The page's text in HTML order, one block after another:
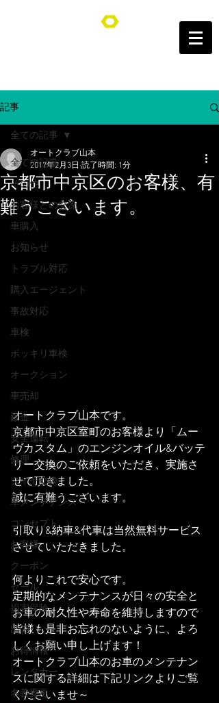
オートクラブ山本/Auto Club YAMAMOTO
記事
全ての記事
その他
お客様との交流
車購入
お知らせ
トラブル対応
購入エージェント
事故対応
車検
ポッキリ車検
オークション
車売却
鈑金
安全運転
修理
タイヤ交換
車メンテナンス
コンセプト
お客様
クーポン
セール
損害保険
出張
お得情報
レンタカー
名義変更
全ての記事
京都市中京区のお客様、有
難うございます。
オートクラブ山本
2017年2月3日 読了時間: 1分
オートクラブ山本です。
京都市中京区室町のお客様より「ムー
ヴカスタム」のエンジンオイル&バッテ
リー交換のご依頼をいただき、実施さ
せて頂きました。
誠に有難うございます。
引取り&納車&代車は当然無料サービス
させていただきました。
何よりこれで安心です。
定期的なメンテナンスが日々の安全と
お車の耐久性や寿命を維持しますので
皆様も是非お忘れのないように、よろ
しくお願い申し上げます！
オートクラブ山本のお車のメンテナン
スに関する詳細は下記リンクよりご覧
くださいませ～